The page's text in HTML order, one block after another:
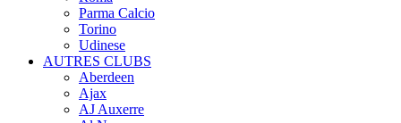
Parma Calcio
Torino
Udinese
AUTRES CLUBS
Aberdeen
Ajax
AJ Auxerre